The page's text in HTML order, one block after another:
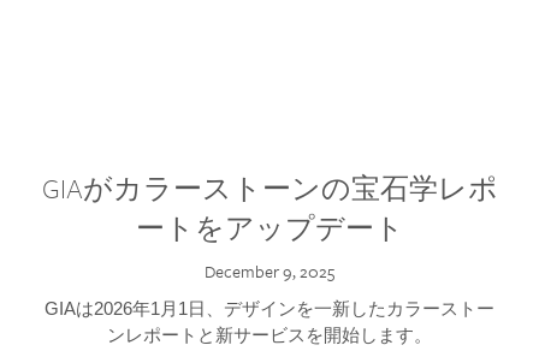
GIAがカラーストーンの宝石学レポ
ートをアップデート
December 9, 2025
GIAは2026年1月1日、デザインを一新したカラーストー
ンレポートと新サービスを開始します。